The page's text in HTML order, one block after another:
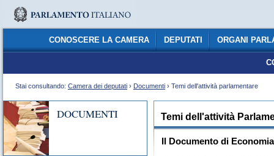
CONOSCERE LA CAMERA DEPUTATI ORGANI
Stai consultando: Camera dei deputati › Documenti › Temi dell'attività parlamentare
DOCUMENTI Temi dell'attività
Il Documento di